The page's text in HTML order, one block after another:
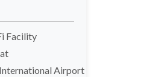
Facility
Airport